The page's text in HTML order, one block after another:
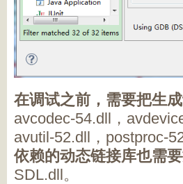
在调试之前，需要把生
avcodec-54.dll，
avutil-52.dll，postproc-
依赖的动态链接库也需
SDL.dll。